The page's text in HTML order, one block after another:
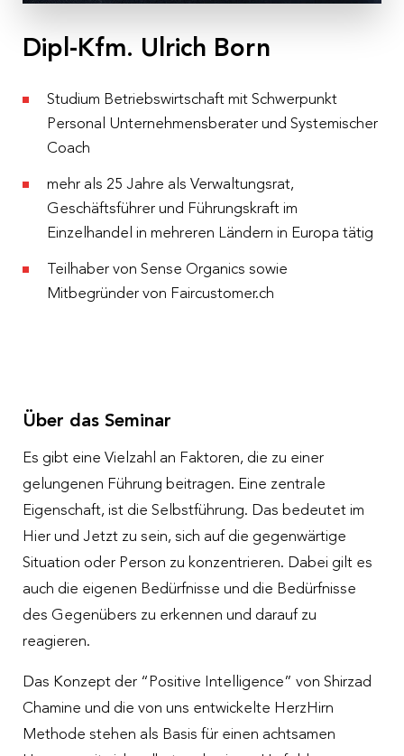
Dipl-Kfm. Ulrich Born
Studium Betriebswirtschaft mit Schwerpunkt
Personal Unternehmensberater und Systemischer
Coach
mehr als 25 Jahre als Verwaltungsrat,
Geschäftsführer und Führungskraft im
Einzelhandel in mehreren Ländern in Europa tätig
Teilhaber von Sense Organics sowie
Mitbegründer von Faircustomer.ch
Über das Seminar
Es gibt eine Vielzahl an Faktoren, die zu einer
gelungenen Führung beitragen. Eine zentrale
Eigenschaft, ist die Selbstführung. Das bedeutet im
Hier und Jetzt zu sein, sich auf die gegenwärtige
Situation oder Person zu konzentrieren. Dabei gilt es
auch die eigenen Bedürfnisse und die Bedürfnisse
des Gegenübers zu erkennen und darauf zu
reagieren.
Das Konzept der “Positive Intelligence” von Shirzad
Chamine und die von uns entwickelte HerzHirn
Methode stehen als Basis für einen achtsamen